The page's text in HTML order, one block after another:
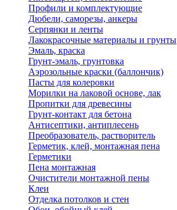
Профили и комплектующие
Дюбели, саморезы, анкеры
Серпянки и ленты
Лакокрасочные материалы и грунты
Эмаль, краска
Грунт-эмаль, грунтовка
Аэрозольные краски (баллончик)
Пасты для колеровки
Морилки на лаковой основе, лак
Пропитки для древесины
Грунт-контакт для бетона
Антисептики, антиплесень
Преобразователь, растворитель
Герметик, клей, монтажная пена
Герметики
Пена монтажная
Очистители монтажной пены
Клеи
Отделка потолков и стен